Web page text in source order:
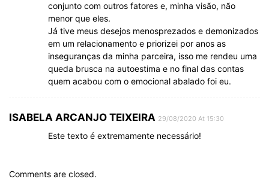
conjunto com outros fatores e, minha visão, não
menor que eles.
Já tive meus desejos menosprezados e demonizados
em um relacionamento e priorizei por anos as
inseguranças da minha parceira, isso me rendeu uma
queda brusca na autoestima e no final das contas
quem acabou com o emocional abalado foi eu.
ISABELA ARCANJO TEIXEIRA 29/08/2020 At 15:30
Este texto é extremamente necessário!
Comments are closed.